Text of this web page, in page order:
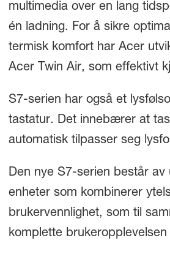
multimedia over en lang
én ladning. For å sikre
termisk komfort har Acer
Acer Twin Air, som effektivt
S7-serien har også et
tastatur. Det innebærer at
automatisk tilpasser seg
Den nye S7-serien består av
enheter som kombinerer
brukervennlighet, som til
komplette brukeropplevelsen